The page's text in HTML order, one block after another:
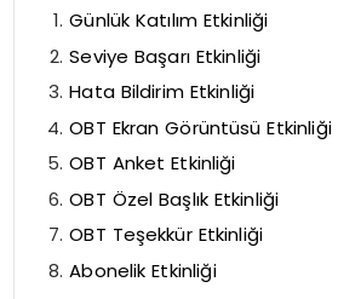
Günlük Katılım Etkinliği
Seviye Başarı Etkinliği
Hata Bildirim Etkinliği
OBT Ekran Görüntüsü Etkinliği
OBT Anket Etkinliği
OBT Özel Başlık Etkinliği
OBT Teşekkür Etkinliği
Abonelik Etkinliği